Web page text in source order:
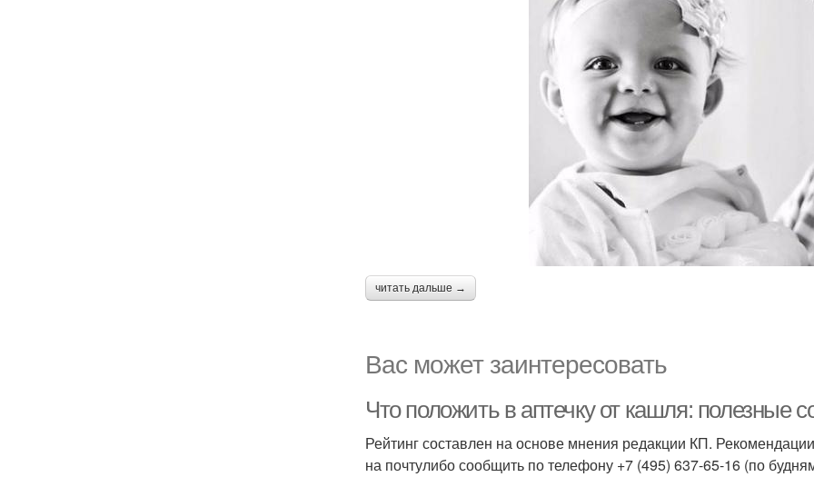
читать дальше →
Вас может заинтересовать
Что положить в аптечку от кашля: полезные
Рейтинг составлен на основе мнения редакции КП.
на почтулибо сообщить по телефону +7 (495) 637-65-16 (по